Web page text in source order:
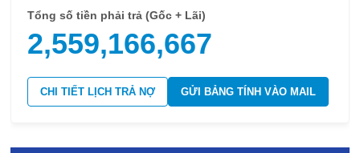
Tổng số tiền phải trả (Gốc + Lãi)
2,559,166,667
CHI TIẾT LỊCH TRẢ NỢ GỬI BẢNG TÍNH VÀO MAIL